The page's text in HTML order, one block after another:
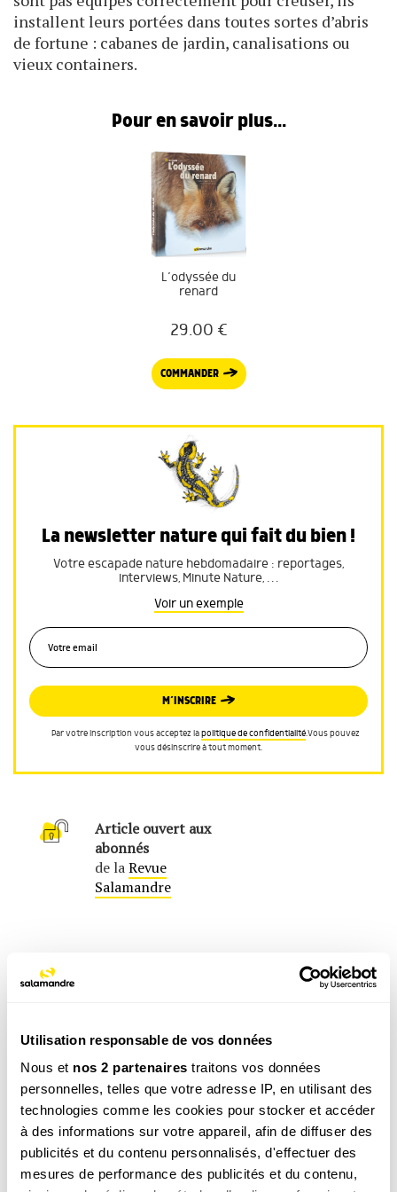
Utilisation responsable de vos données
Nous et nos 2 partenaires traitons vos données
personnelles, telles que votre adresse IP, en utilisant des
technologies comme les cookies pour stocker et accéder
à des informations sur votre appareil, afin de diffuser des
publicités et du contenu personnalisés, d'effectuer des
mesures de performance des publicités et du contenu,
installent leurs portées dans toutes sortes d’abris
de fortune : cabanes de jardin, canalisations ou
vieux containers.
Pour en savoir plus...
L’odyssée du
renard
29.00 €
COMMANDER
La newsletter nature qui fait du bien !
Votre escapade nature hebdomadaire : reportages,
interviews, Minute Nature, …
Voir un exemple
M’INSCRIRE
Par votre inscription vous acceptez la politique de confidentialité.Vous pouvez
vous désinscrire à tout moment.
Article ouvert aux
abonnés
de laRevue
Salamandre